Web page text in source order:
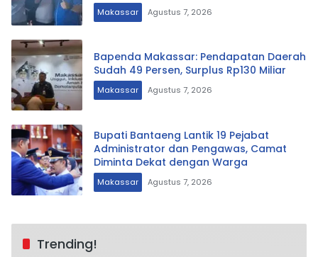
Makassar Agustus 7, 2026
Bapenda Makassar: Pendapatan Daerah
Sudah 49 Persen, Surplus Rp130 Miliar
Makassar Agustus 7, 2026
Bupati Bantaeng Lantik 19 Pejabat
Administrator dan Pengawas, Camat
Diminta Dekat dengan Warga
Makassar Agustus 7, 2026
Trending!